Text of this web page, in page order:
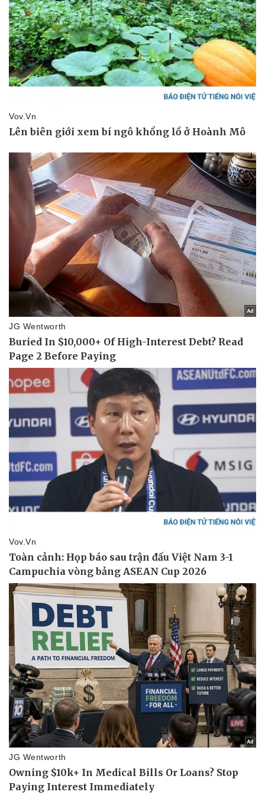
Doanh nhân
Công nghệ
Trải nghiệm